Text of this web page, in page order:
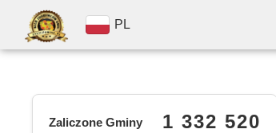
PL
Zaliczone Gminy 1 332 520